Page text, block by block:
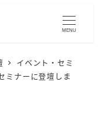
MENU
イベント・セミ
ミナーに登壇しま